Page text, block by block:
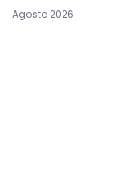
Agosto 2026